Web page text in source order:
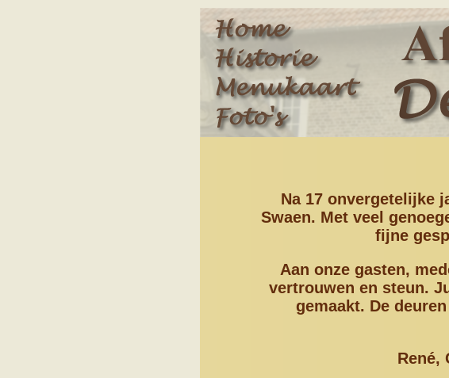
Na 17 onvergetelijke
Swaen. Met veel
fijne
Aan onze gasten,
vertrouwen en steun.
gemaakt. De
René,